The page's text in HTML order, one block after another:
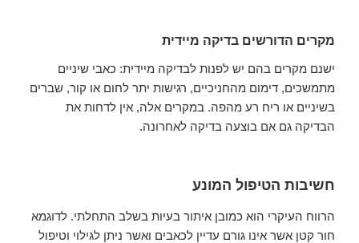
מקרים הדורשים בדיקה מיידית
ישנם מקרים בהם יש לפנות לבדיקה מיידית: כאבי שיניים
מתמשכים, דימום מהחניכיים, רגישות יתר לחום או קור, שברים
בשיניים או ריח רע מהפה. במקרים אלה, אין לדחות את
הבדיקה גם אם בוצעה בדיקה לאחרונה.
חשיבות הטיפול המונע
הרווח העיקרי הוא כמובן איתור בעיות בשלב התחלתי. לדוגמא
חור קטן אשר אינו גורם עדיין לכאבים ואשר ניתן לגילוי וטיפול